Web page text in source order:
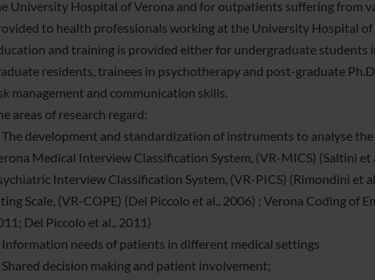
University Hospital of Verona and for outpatients suffering from
to health professionals working at the University Hospital of
and training is provided either for undergraduate students
residents, trainees in psychotherapy and post-graduate
management and communication skills.
areas of research regard:
The development and standardization of instruments to analyse
Medical Interview Classification System, (VR-MICS) (Saltini
Interview Classification System, (VR-PICS) (Rimondini et
Scale, (VR-COPE) (Del Piccolo et al., 2006) ; Verona Coding of
Del Piccolo et al., 2011)
Information needs of patients in different medical settings
Shared decision making and patient involvement;